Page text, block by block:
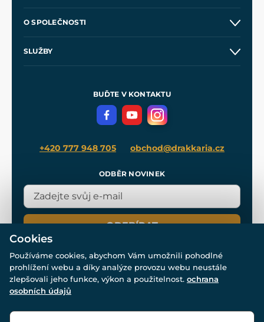
Velkoobchod
O SPOLEČNOSTI
SLUŽBY
Meče pro Kingdom Come
BUĎTE V KONTAKTU
+420 777 948 705 obchod@drakkaria.cz
ODBĚR NOVINEK
ODEBÍRAT
© Všechna práva vyhrazena. www.drakkaria.cz 2007-2026.
Cookies
Používáme cookies, abychom Vám umožnili pohodlné
prohlížení webu a díky analýze provozu webu neustále
zlepšovali jeho funkce, výkon a použitelnost. ochrana
osobních údajů